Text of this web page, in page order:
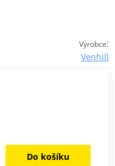
Výrobce:
Venhill
Do košíku